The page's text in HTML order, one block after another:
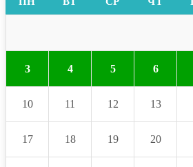
3 4 5 6
10 11 12 13
17 18 19 20